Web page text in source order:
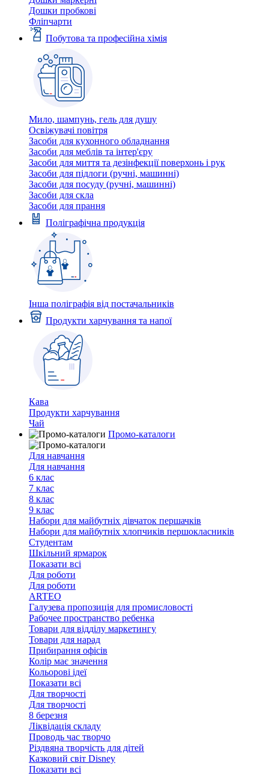
Дошки пробкові
Фліпчарти
Побутова та професійна хімія
Мило, шампунь, гель для душу
Освіжувачі повітря
Засоби для кухонного обладнання
Засоби для меблів та інтер'єру
Засоби для миття та дезінфекції поверхонь і рук
Засоби для підлоги (ручні, машинні)
Засоби для посуду (ручні, машинні)
Засоби для скла
Засоби для прання
Поліграфічна продукція
Інша поліграфія від постачальників
Продукти харчування та напої
Кава
Продукти харчування
Чай
Промо-каталоги
Для навчання
Для навчання
6 клас
7 клас
8 клас
9 клас
Набори для майбутніх дiвчаток першачкiв
Набори для майбутніх хлопчиків першокласників
Студентам
Шкільний ярмарок
Показати всі
Для роботи
Для роботи
ARTEO
Галузева пропозиція для промисловості
Рабочее пространство ребенка
Товари для відділу маркетингу
Товари для нарад
Прибирання офісів
Колір має значення
Кольорові ідеї
Показати всі
Для творчостi
Для творчостi
8 березня
Ліквідація складу
Проводь час творчо
Різдвяна творчість для дітей
Казковий світ Disney
Показати всі